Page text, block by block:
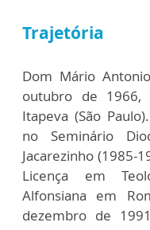
Trajetória
Dom Mário
outubro de 1966,
Itapeva (São
no Seminário
Jacarezinho (1985-
Licença em
Alfonsiana em
dezembro de